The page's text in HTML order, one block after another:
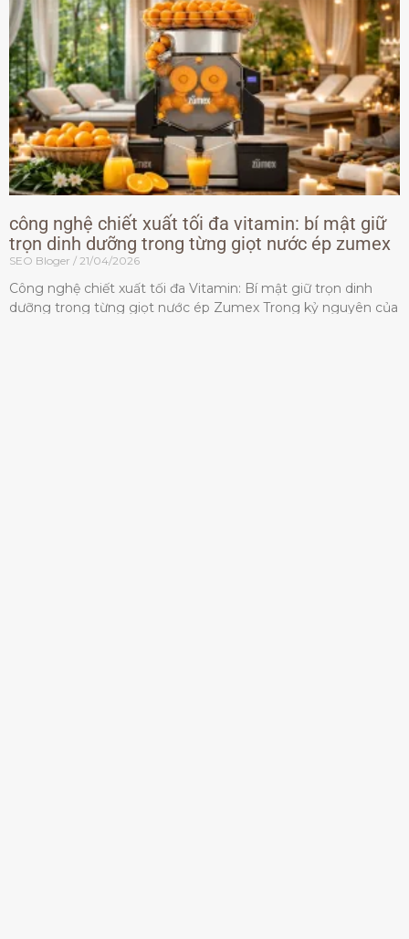
công nghệ chiết xuất tối đa vitamin: bí mật giữ
trọn dinh dưỡng trong từng giọt nước ép zumex
SEO Bloger 21/04/2026
Công nghệ chiết xuất tối đa Vitamin: Bí mật giữ trọn dinh
dưỡng trong từng giọt nước ép Zumex Trong kỷ nguyên của